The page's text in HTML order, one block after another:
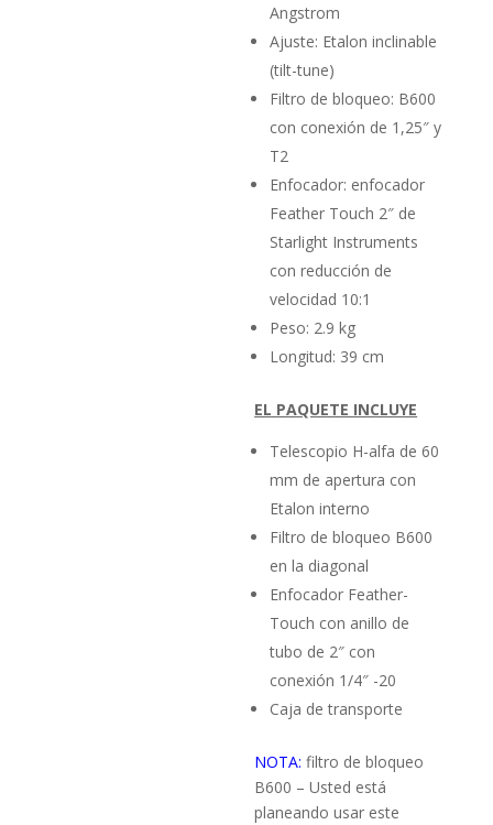
Angstrom
Ajuste: Etalon inclinable
(tilt-tune)
Filtro de bloqueo: B600
con conexión de 1,25″ y
T2
Enfocador: enfocador
Feather Touch 2″ de
Starlight Instruments
con reducción de
velocidad 10:1
Peso: 2.9 kg
Longitud: 39 cm
EL PAQUETE INCLUYE
Telescopio H-alfa de 60
mm de apertura con
Etalon interno
Filtro de bloqueo B600
en la diagonal
Enfocador Feather-
Touch con anillo de
tubo de 2″ con
conexión 1/4″ -20
Caja de transporte
NOTA: filtro de bloqueo
B600 – Usted está
planeando usar este